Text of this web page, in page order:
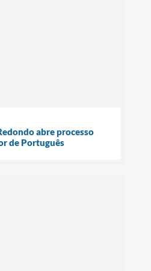
abre processo
de Português